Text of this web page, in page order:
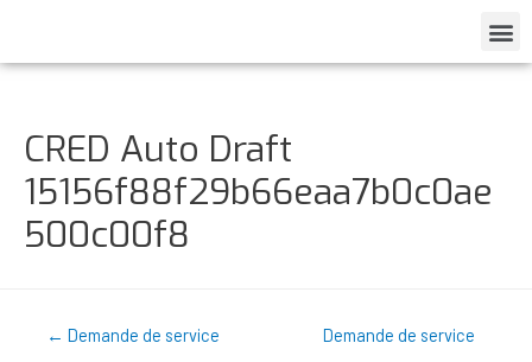
CRED Auto Draft
15156f88f29b66eaa7b0c0ae
500c00f8
← Demande de service
Demande de service